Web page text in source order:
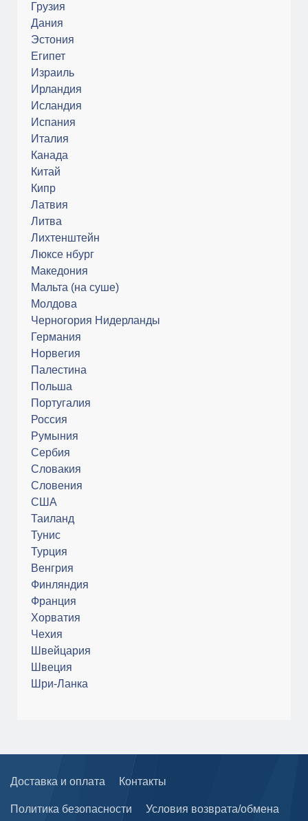
Грузия
Дания
Эстония
Египет
Израиль
Ирландия
Исландия
Испания
Италия
Канада
Китай
Кипр
Латвия
Литва
Лихтенштейн
Люксе нбург
Македония
Мальта (на суше)
Молдова
Черногория Нидерланды
Германия
Норвегия
Палестина
Польша
Португалия
Россия
Румыния
Сербия
Словакия
Словения
США
Таиланд
Тунис
Турция
Венгрия
Финляндия
Франция
Хорватия
Чехия
Швейцария
Швеция
Шри-Ланка
Доставка и оплата Контакты
Политика безопасности Условия возврата/обмена